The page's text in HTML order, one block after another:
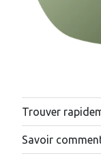
Trouver
Savoir